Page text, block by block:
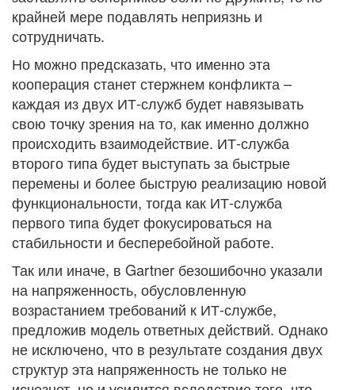
крайней мере подавлять неприязнь и
сотрудничать.
Но можно предсказать, что именно эта
кооперация станет стержнем конфликта –
каждая из двух ИТ-служб будет навязывать
свою точку зрения на то, как именно должно
происходить взаимодействие. ИТ-служба
второго типа будет выступать за быстрые
перемены и более быструю реализацию новой
функциональности, тогда как ИТ-служба
первого типа будет фокусироваться на
стабильности и бесперебойной работе.
Так или иначе, в Gartner безошибочно указали
на напряженность, обусловленную
возрастанием требований к ИТ-службе,
предложив модель ответных действий. Однако
не исключено, что в результате создания двух
структур эта напряженность не только не